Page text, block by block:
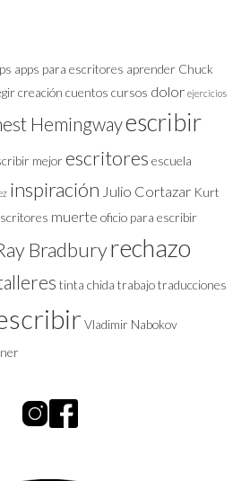
apps para escritores aprender Chuck
creación cuentos cursos dolor ejercicios
Hemingwayescribir
mejor escritores escuela
inspiración Julio Cortazar Kurt
muerte oficio para escribir
Bradburyrechazo
tinta chida trabajotraducciones
Vladimir Nabokov